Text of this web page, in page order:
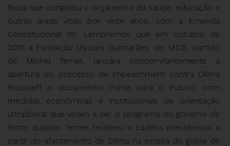
fiscal que congelou o orçamento da saúde, educação e
outras áreas vitais por vinte anos, com a Emenda
Constitucional 95. Lembremos que em outubro de
2015 a Fundação Ulysses Guimarães, do MDB, partido
de Michel Temer, lançara concomitantemente à
abertura do processo de impeachment contra Dilma
Rousseff o documento Ponte para o Futuro, com
medidas econômicas e institucionais de orientação
ultraliberal que viriam a ser o programa do governo de
facto quando Temer recebeu a cadeira presidencial a
partir do afastamento de Dilma na esteira do golpe de